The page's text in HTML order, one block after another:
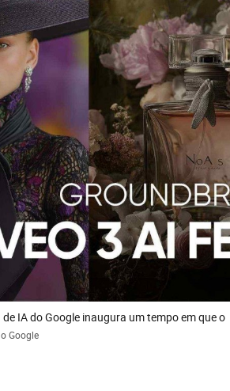
IA do Google inaugura um tempo em que o
Google